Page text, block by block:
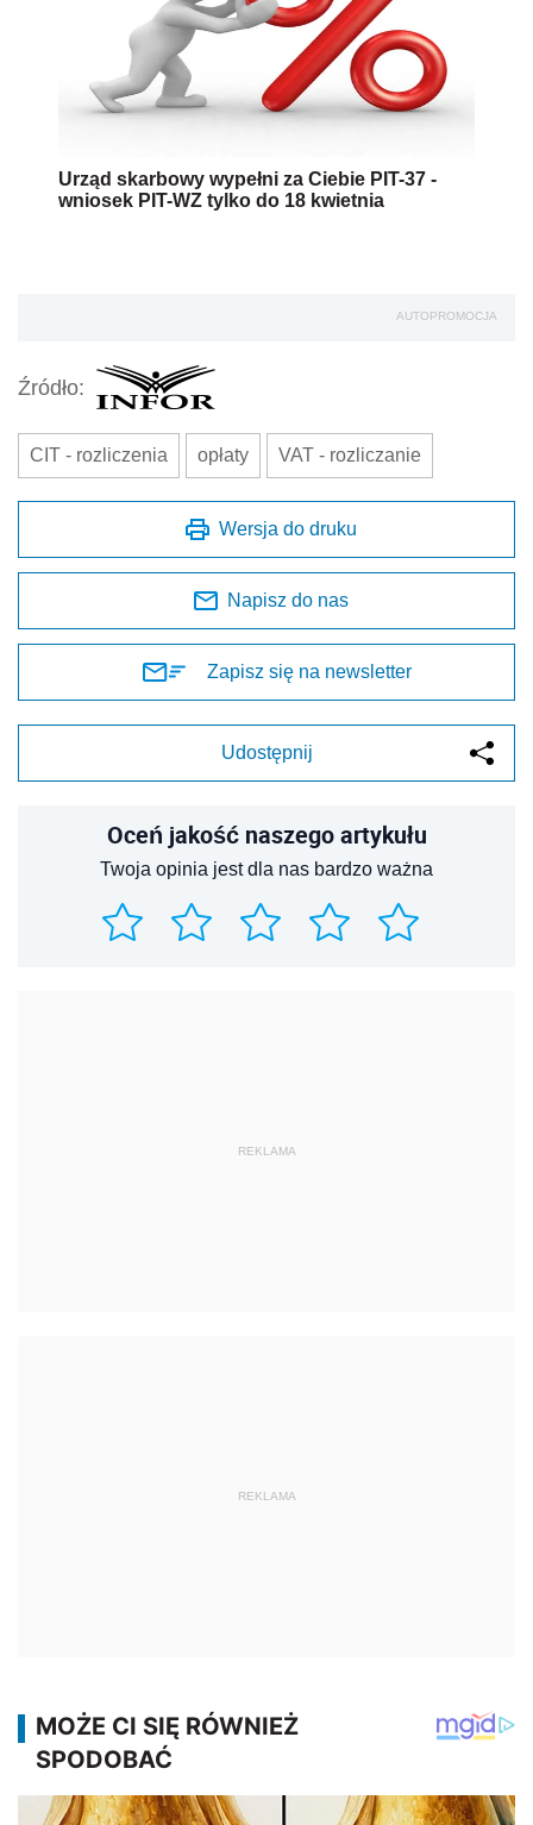
Urząd skarbowy wypełni za Ciebie PIT-37 -
wniosek PIT-WZ tylko do 18 kwietnia
AUTOPROMOCJA
Źródło:
CIT - rozliczenia opłaty VAT - rozliczanie
Wersja do druku
Napisz do nas
Zapisz się na newsletter
Udostępnij
Oceń jakość naszego artykułu
Twoja opinia jest dla nas bardzo ważna
REKLAMA
REKLAMA